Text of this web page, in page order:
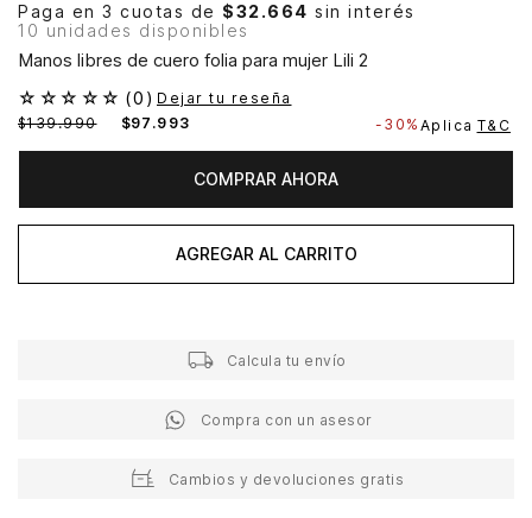
Paga en 3 cuotas de $32.664 sin interés
10 unidades disponibles
Manos libres de cuero folia para mujer Lili 2
☆ ☆ ☆ ☆ ☆ (0 ) Dejar tu reseña
$139.990 $97 .993 - 30% Aplica T&C
COMPRAR AHORA
AGREGAR AL CARRITO
Calcula tu envío
Compra con un asesor
Cambios y devoluciones gratis